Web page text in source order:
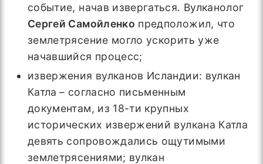
событие, начав извергаться. Вулканолог
Сергей Самойленко предположил, что
землетрясение могло ускорить уже
начавшийся процесс;
извержения вулканов Исландии: вулкан
Катла – согласно письменным
документам, из 18-ти крупных
исторических извержений вулкана Катла
девять сопровождались ощутимыми
землетрясениями; вулкан